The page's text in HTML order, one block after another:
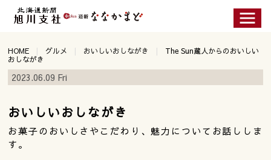
HOME グルメ おいしいおしながき
The Sun蔵人からのおいしい
おしながき
2023.06.09 Fri
おいしいおしながき
お菓子のおいしさやこだわり、魅力についてお話ししま
す。